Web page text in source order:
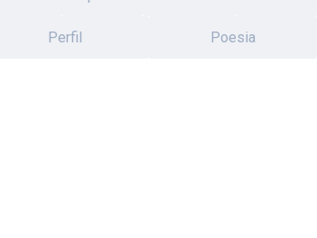
Perfil Poesia